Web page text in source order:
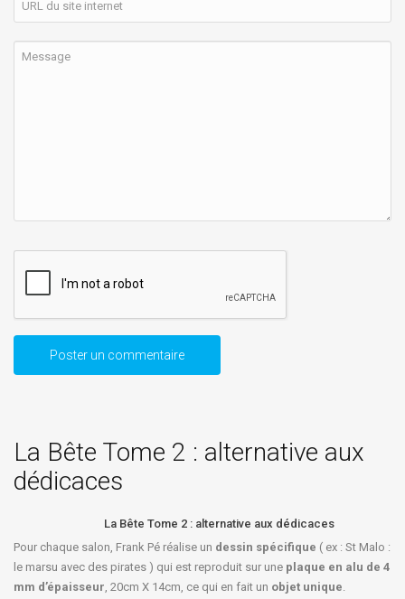
La Bête Tome 2 : alternative aux
dédicaces
La Bête Tome 2 : alternative aux dédicaces
Pour chaque salon, Frank Pé réalise un dessin spécifique ( ex : St Malo :
le marsu avec des pirates ) qui est reproduit sur une plaque en alu de 4
mm d’épaisseur, 20cm X 14cm, ce qui en fait un objet unique.